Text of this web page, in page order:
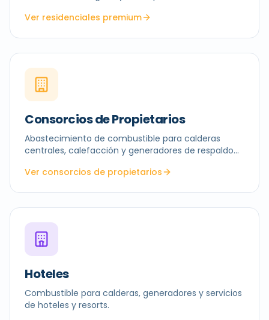
Ver residenciales premium
Consorcios de Propietarios
Abastecimiento de combustible para calderas
centrales, calefacción y generadores de respaldo
Ver consorcios de propietarios
Hoteles
Combustible para calderas, generadores y servicios
de hoteles y resorts.